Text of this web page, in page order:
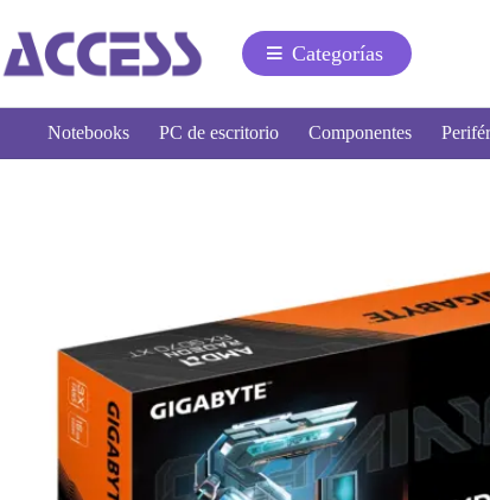
Categorías
Notebooks PC de escritorio Componentes